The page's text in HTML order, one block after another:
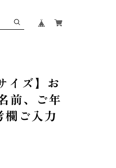
イズ】お
前、ご年
ご入力